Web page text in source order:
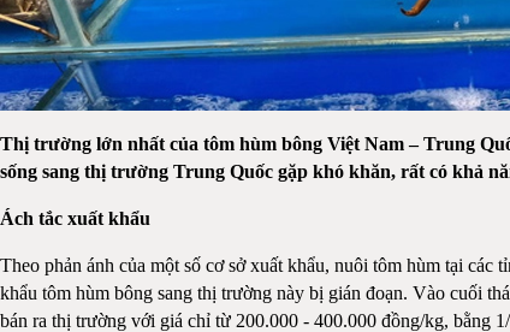
Thị trường lớn nhất của tôm hùm bông Việt Nam – Trung
sống sang thị trường Trung Quốc gặp khó khăn, rất có khả
Ách tắc xuất khẩu
Theo phản ánh của một số cơ sở xuất khẩu, nuôi tôm hùm tại
khẩu tôm hùm bông sang thị trường này bị gián đoạn. Vào cuối
bán ra thị trường với giá chỉ từ 200.000 - 400.000 đồng/kg, bằng